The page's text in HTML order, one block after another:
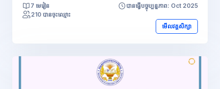
7 មេរៀន
បានធ្វើបច្ចុប្បន្នភាព: Oct 2025
210 បានចុះឈ្មោះ
មើលវគ្គសិក្សា